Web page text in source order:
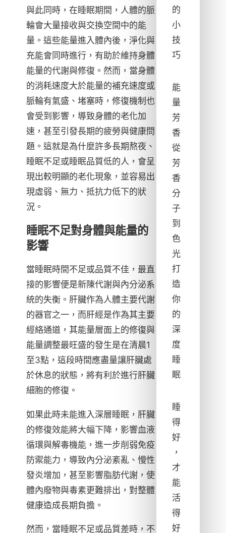
與此同時，在睡眠期間，人體的脈
輪會大量接收與交換空間中的能
量。這些能量進入體內後，淨化與
充能會同時進行，有助於維持身體
能量的代謝與修復。然而，當身體
的消耗速度大於能量的補充速度或
脈輪有氣盛、堵塞時，修復機制也
會受到影響，導致身體的老化加
速，甚至引發長期的疲勞與健康問
題。這就是為什麼許多長期熬夜、
睡眠不足或睡眠品質低的人，會呈
現出較明顯的老化現象，並容易出
現虛弱、無力、抵抗力低下的狀
況。
睡眠不足對身體與能量的
影響
當睡眠時間不足或品質不佳，最直
接的影響便是新陳代謝與內分泌系
統的失衡。肝臟作為人體主要代謝
的器官之一，而肝經是作為其主要
經絡通道，其能量層面上的修復與
能量調整最旺盛的發生是在清晨1
至3點，這段時間應盡量讓肝臟處
於休息的狀態，將有利於進行肝臟
細胞的修復。
如果此時未能進入深層睡眠，肝臟
的修復效能將大幅下降，影響血液
循環與解毒機能，進一步削弱免疫
防禦能力，導致內分泌紊亂、慢性
發炎增加，甚至影響脂肪代謝，使
體內廢物與毒素更難排出，對整體
健康造成長期負擔。
然而，當睡眠不足或品質差時，不
的
小
技
巧
能
量
芳
香
從
芳
香
分
子
到
色
光
打
造
你
的
深
度
睡
眠
睡
得
好
，
才
能
活
得
好